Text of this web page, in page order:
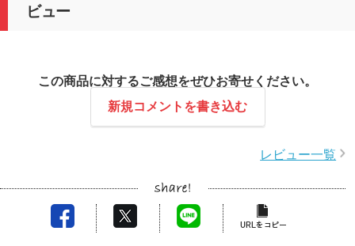
ビュー
この商品に対するご感想をぜひお寄せください。
新規コメントを書き込む
レビュー一覧